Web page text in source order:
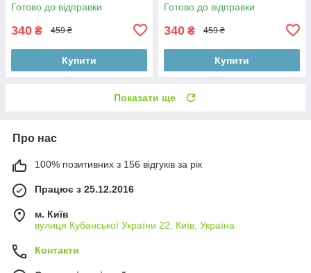
Готово до відправки
340 ₴ 459 ₴
Купити
Готово до відправки
340 ₴ 459 ₴
Купити
Показати ще
Про нас
100% позитивних з 156 відгуків за рік
Працює з 25.12.2016
м. Київ
вулиця Кубанської України 22, Київ, Україна
Контакти